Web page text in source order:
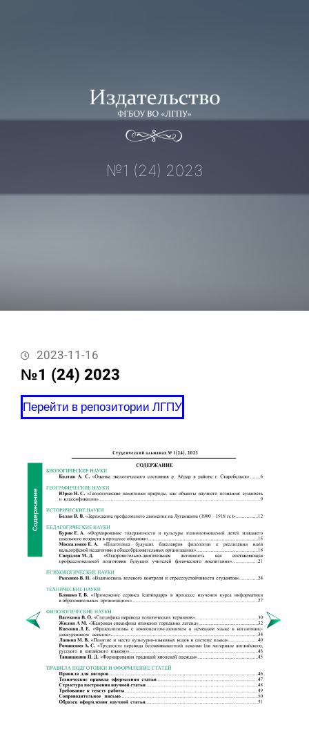
№1 (24) 2023
2023-11-16
№1 (24) 2023
Перейти в репозитории ЛГПУ